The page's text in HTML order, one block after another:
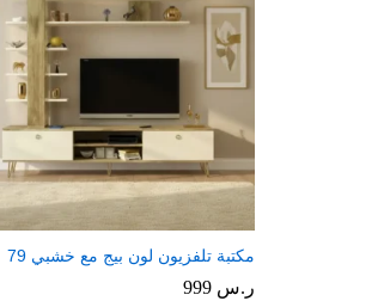
مكتبة تلفزيون لون بيج مع خشبي 79
ر.س